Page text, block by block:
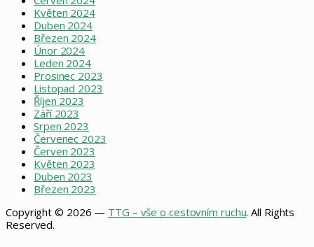
Květen 2024
Duben 2024
Březen 2024
Únor 2024
Leden 2024
Prosinec 2023
Listopad 2023
Říjen 2023
Září 2023
Srpen 2023
Červenec 2023
Červen 2023
Květen 2023
Duben 2023
Březen 2023
Copyright © 2026 — TTG – vše o cestovním ruchu. All Rights
Reserved.